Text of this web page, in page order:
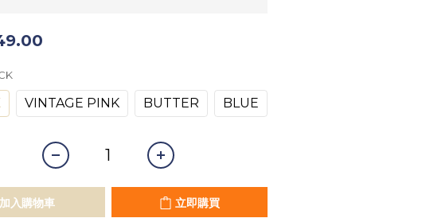
VINTAGE PINK BUTTER BLUE
加入購物車 立即購買